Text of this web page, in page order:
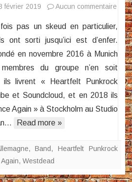
février 2019 Aucun commentaire sur
/
pas un skeud en particulier,
ont sorti jusqu’ici est d’enfer.
en novembre 2016 à Munich
du groupe n’en soit
ils livrent « Heartfelt Punkrock
et Soundcloud, et en 2018 ils
Again » à Stockholm au Studio
Read more »
,Band,Heartfelt Punkrock
, Westdead